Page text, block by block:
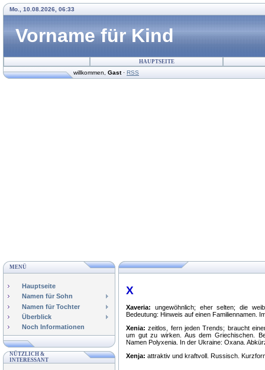
Mo., 10.08.2026, 06:33
Vorname für Kind
HAUPTSEITE
willkommen Gast· RSS
MENÜ
Hauptseite
Namen für Sohn
Namen für Tochter
Überblick
Noch Informationen
NÜTZLICH &
INTERESSANT
X
Xaveria: ungewöhnlich; eher selten; die
Bedeutung: Hinweis auf einen Familiennamen.
Xenia: zeitlos, fern jeden Trends; braucht
um gut zu wirken. Aus dem Griechischen.
Namen Polyxenia. In der Ukraine: Oxana.
Xenja: attraktiv und kraftvoll. Russisch.